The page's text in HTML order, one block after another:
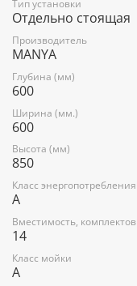
60
Вес
Вес (кг)
47
Заводские данные
Гарантия
2
Тип установки
Отдельно стоящая
Производитель
MANYA
Глубина (мм)
600
Ширина (мм.)
600
Высота (мм)
850
Класс энергопотребления
A
Вместимость, комплектов
14
Класс мойки
A